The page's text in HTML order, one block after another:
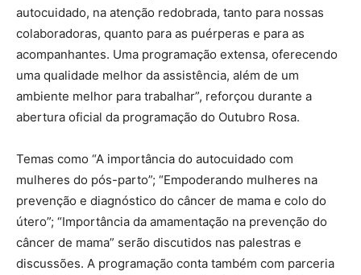
autocuidado, na atenção redobrada, tanto para nossas
colaboradoras, quanto para as puérperas e para as
acompanhantes. Uma programação extensa, oferecendo
uma qualidade melhor da assistência, além de um
ambiente melhor para trabalhar”, reforçou durante a
abertura oficial da programação do Outubro Rosa.
Temas como “A importância do autocuidado com
mulheres do pós-parto”; “Empoderando mulheres na
prevenção e diagnóstico do câncer de mama e colo do
útero”; “Importância da amamentação na prevenção do
câncer de mama” serão discutidos nas palestras e
discussões. A programação conta também com parceria